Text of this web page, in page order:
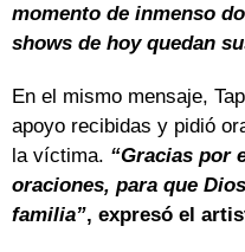
momento de inmenso
shows de hoy quedan
En el mismo mensaje,
apoyo recibidas y pidió
la víctima. “Gracias por
oraciones, para que
familia”, expresó el